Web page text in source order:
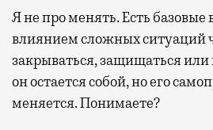
Я не про менять. Есть
влиянием сложных ситуаций
закрываться, защищаться
он остается собой, но его
меняется. Понимаете?